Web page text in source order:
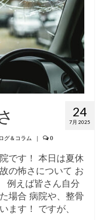
24
7月 2025
グ＆コラム | 0
です！ 本日は夏休
の怖さについて お
例えば皆さん自分
場合 病院や、整骨
ます！ ですが、